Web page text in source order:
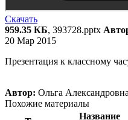
Скачать
959.35 КБ, 393728.pptx
20 Мар 2015
Презентация к классному
Автор: Ольга
Похожие материалы
Название